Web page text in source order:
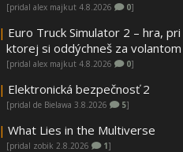
[pridal alex majkut 4.8.2026 0]
| Euro Truck Simulator 2 – hra, pri
ktorej si oddýchneš za volantom
[pridal alex majkut 4.8.2026 0]
| Elektronická bezpečnosť 2
[pridal de Bielawa 3.8.2026 5]
| What Lies in the Multiverse
[pridal zobik 2.8.2026 1]